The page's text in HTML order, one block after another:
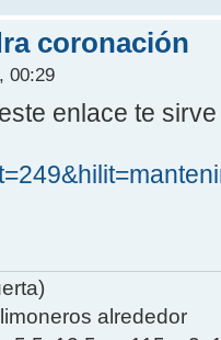
coronación
00:29
enlace te
alrededor